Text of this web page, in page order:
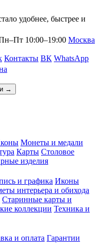
удобнее, быстрее и
10:00–19:00 Москва
Контакты ВК WhatsApp
→
Монеты и медали
Карты Столовое
изделия
и графика Иконы
интерьера и обихода
Старинные карты и
коллекции Техника и
и оплата Гарантии